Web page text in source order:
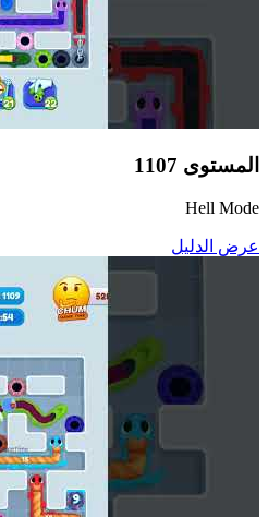
المستوى 1107
Hell Mode
عرض الدليل